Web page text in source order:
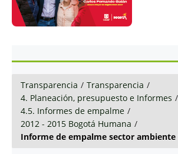
Transparencia / Transparencia /
4. Planeación, presupuesto e Informes /
4.5. Informes de empalme /
2012 - 2015 Bogotá Humana /
Informe de empalme sector ambiente